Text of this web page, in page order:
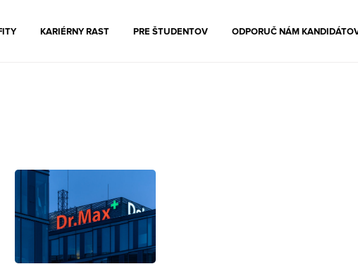
KARIÉRNY RAST PRE ŠTUDENTOV ODPORUČ NÁM